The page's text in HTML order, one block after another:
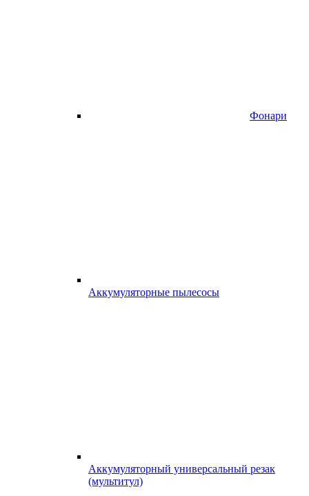
Фонари
Аккумуляторные пылесосы
Аккумуляторный универсальный резак
(мультитул)